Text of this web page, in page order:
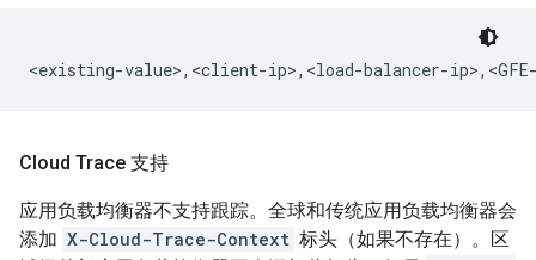
Cloud Trace 支持
应用负载均衡器不支持跟踪。全球和传统应用负载均衡器会
添加 X-Cloud-Trace-Context 标头（如果不存在）。区